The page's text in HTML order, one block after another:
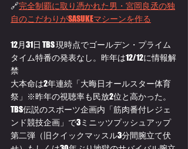
🔗完全制覇に取り憑かれた男・宮岡良丞の独
自のこだわりがSASUKEマシーンを作る
12月31日 TBS 現時点でゴールデン・プライム
タイム特番の発表なし。昨年は12/12に情報解
禁
大本命は2年連続「大晦日オールスター体育
祭」※昨年の視聴率も民放2位と高かった。
TBS伝説のスポーツ企画内「筋肉番付レジェ
ンド競技企画」で3ミニッツプッシュアップ
第二弾（旧クイックマッスル3分間腕立て伏